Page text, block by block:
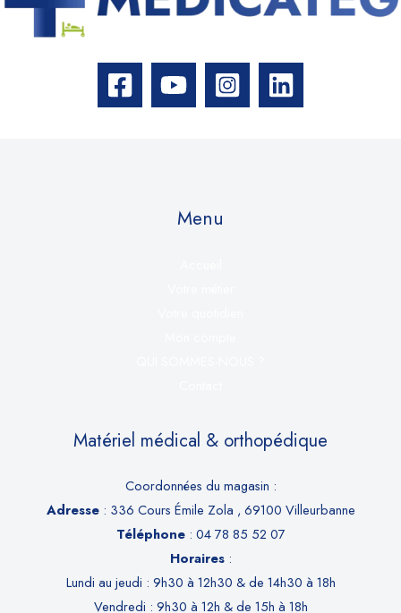
Menu
Matériel médical & orthopédique
Coordonnées du magasin :
Adresse: 336 Cours Émile Zola , 69100 Villeurbanne
Téléphone: 04 78 85 52 07
Horaires:
Lundi au jeudi : 9h30 à 12h30 & de 14h30 à 18h
Vendredi : 9h30 à 12h & de 15h à 18h